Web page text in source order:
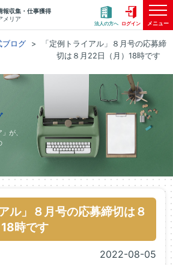
報収集・仕事獲得
メリア
法人の方へ ログイン メニュー
ブログ
「定例トライアル」８月号の応募締
切は８月22日（月）18時です
が、
ル」８月号の応募締切は８
時です
2022-08-05